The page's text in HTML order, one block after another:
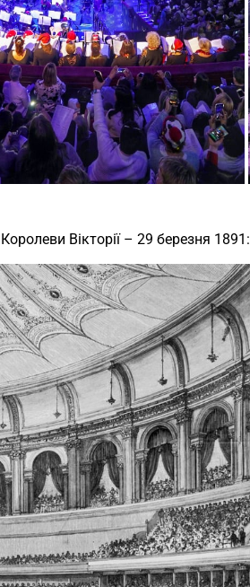
Вікторії – 29 березня 1891: